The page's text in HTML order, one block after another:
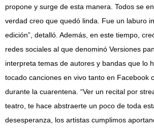
propone y surge de esta manera. Todos se
verdad creo que quedó linda. Fue un laburo
edición”, detalló. Además, en este tiempo,
redes sociales al que denominó Versiones
interpreta temas de autores y bandas que lo
tocado canciones en vivo tanto en Facebook
durante la cuarentena. “Ver un recital por
teatro, te hace abstraerte un poco de toda
desesperanza, los artistas cumplimos